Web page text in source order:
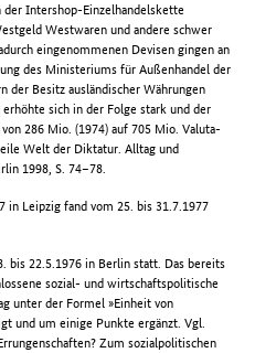
Intershop-Einzelhandelskette
Westwaren und andere schwer
eingenommenen Devisen gingen an
des Ministeriums für Außenhandel der
der Besitz ausländischer Währungen
sich in der Folge stark und der
286 Mio. (1974) auf 705 Mio. Valuta-
Welt der Diktatur. Alltag und
1998, S. 74–78.
in Leipzig fand vom 25. bis 31.7.1977
bis 22.5.1976 in Berlin statt. Das bereits
sozial- und wirtschaftspolitische
unter der Formel »Einheit von
und um einige Punkte ergänzt. Vgl.
Zum sozialpolitischen